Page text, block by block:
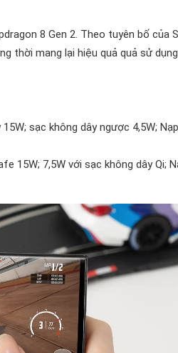
8 Gen 2. Theo tuyên bố của
thời mang lại hiệu quả quả sử
sạc không dây ngược 4,5W;
15W; 7,5W với sạc không dây Qi;